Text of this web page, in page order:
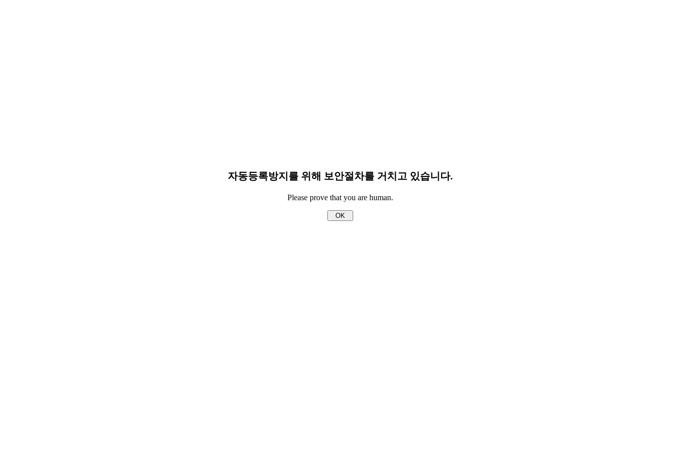
자동등록방지를 위해 보안절차를 거치고 있습니다.
Please prove that you are human.